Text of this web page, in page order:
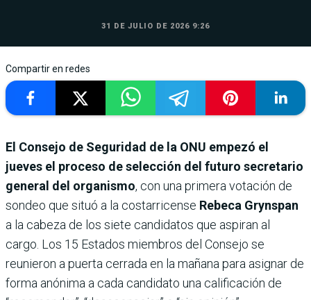
31 DE JULIO DE 2026 9:26
Compartir en redes
El Consejo de Seguridad de la ONU empezó el
jueves el proceso de selección del futuro secretario
general del organismo, con una primera votación de
sondeo que situó a la costarricense Rebeca Grynspan
a la cabeza de los siete candidatos que aspiran al
cargo. Los 15 Estados miembros del Consejo se
reunieron a puerta cerrada en la mañana para asignar de
forma anónima a cada candidato una calificación de